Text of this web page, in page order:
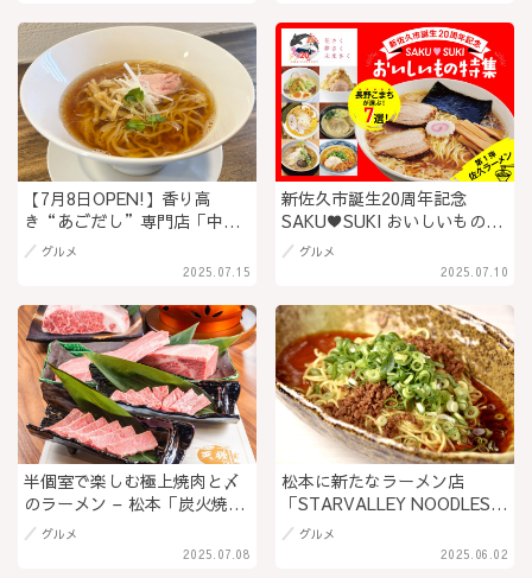
円から！＠長野県上田市
【7月8日OPEN!】香り高
き“あごだし”専門店「中華
そば Sasa(ササ)」長野市･権
堂に登場！素材と技で魅せる
2025.07.15
グルメ
新佐久市誕生20周年記念
SAKU♥SUKI おいしいもの特
集 第1弾！「長野こまち厳
選！佐久ラーメンが紡ぐ、食
野県佐久市（PR）
2025.07.10
グルメ
半個室で楽しむ極上焼肉と〆
のラーメン – 松本「炭火焼
肉・中華そば 天膳」で贅沢な
ひとときを。ランチは中華そ
2025.07.08
グルメ
松本に新たなラーメン店
「STARVALLEY NOODLES/
スターヴァレイヌードル」4月
オープン！ファン感涙！汁な
2025.06.02
グルメ